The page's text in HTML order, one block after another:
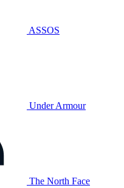
ASSOS
Under Armour
The North Face